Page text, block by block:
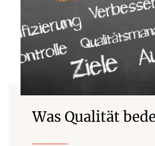
Was Qualität